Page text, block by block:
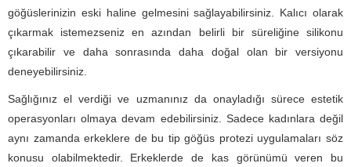
göğüslerinizin eski haline gelmesini sağlayabilirsiniz. Kalıcı olarak
çıkarmak istemezseniz en azından belirli bir süreliğine silikonu
çıkarabilir ve daha sonrasında daha doğal olan bir versiyonu
deneyebilirsiniz.
Sağlığınız el verdiği ve uzmanınız da onayladığı sürece estetik
operasyonları olmaya devam edebilirsiniz. Sadece kadınlara değil
aynı zamanda erkeklere de bu tip göğüs protezi uygulamaları söz
konusu olabilmektedir. Erkeklerde de kas görünümü veren bu